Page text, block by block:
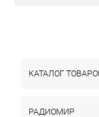
КАТАЛОГ
РАДИОМИР